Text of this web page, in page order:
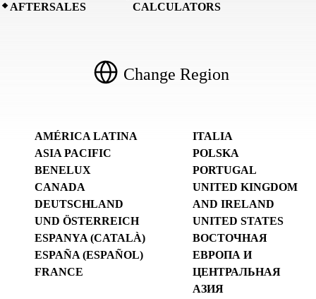
AFTERSALES
CALCULATORS
Change Region
AMÉRICA LATINA
ASIA PACIFIC
BENELUX
CANADA
DEUTSCHLAND
UND ÖSTERREICH
ESPANYA (CATALÀ)
ESPAÑA (ESPAÑOL)
FRANCE
ITALIA
POLSKA
PORTUGAL
UNITED KINGDOM
AND IRELAND
UNITED STATES
ВОСТОЧНАЯ
ЕВРОПА И
ЦЕНТРАЛЬНАЯ
АЗИЯ